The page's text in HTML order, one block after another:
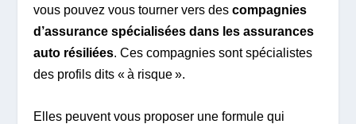
vous pouvez vous tourner vers descompagnies
d’assurance spécialisées dans les assurances
auto résiliées. Ces compagnies sont spécialistes
des profils dits « à risque ».
Elles peuvent vous proposer une formule qui